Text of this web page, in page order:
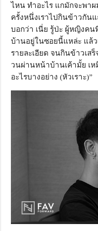
ไหน ทำอะไร แกมักจะพา
ครั้งหนึ่งเราไปกินข้าวกันแ
บอกว่า เนี่ย รู้ป่ะ ผู้หญิงคน
บ้านอยู่ในซอยนี้แหล่ะ แล้ว
รายละเอียด จนกินข้าวเส
วนผ่านหน้าบ้านเค้ามั้ย เห
อะไรบางอย่าง (หัวเราะ)”